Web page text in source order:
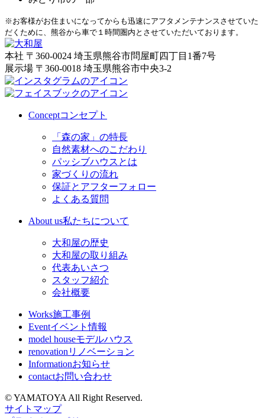
※お客様がお住まいになってからも迅速にアフタメンテナンスさせていた
だくために、熊谷から車で１時間圏内とさせていただいております。
本社 〒360-0024 埼玉県熊谷市問屋町四丁目1番7号
展示場 〒360-0018 埼玉県熊谷市中央3-2
Conceptコンセプト
「森の家」の特長
自然素材へのこだわり
パッシブハウスとは
家づくりの流れ
保証とアフターフォロー
よくある質問
About us私たちについて
大和屋の歴史
大和屋の取り組み
代表あいさつ
スタッフ紹介
会社概要
Works施工事例
Eventイベント情報
model houseモデルハウス
renovation リノベーション
Informationお知らせ
contactお問い合わせ
© YAMATOYA All Right Reserved.
サイトマップ